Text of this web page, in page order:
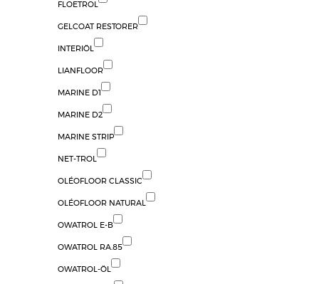
FLOETROL
GELCOAT RESTORER
INTERIÖL
LIANFLOOR
MARINE D1
MARINE D2
MARINE STRIP
NET-TROL
OLÉOFLOOR CLASSIC
OLÉOFLOOR NATURAL
OWATROL E-B
OWATROL RA.85
OWATROL-ÖL